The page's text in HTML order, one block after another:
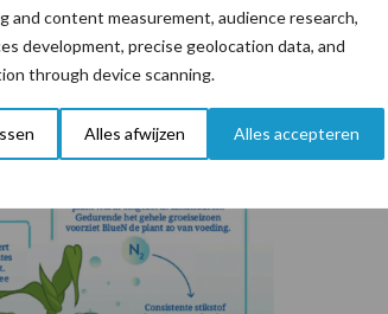
and content measurement, audience research,
development, precise geolocation data, and
through device scanning.
Alles afwijzen Alles accepteren
gebruiken in de akkerbouw, blijft het
jaren een speerpunt.